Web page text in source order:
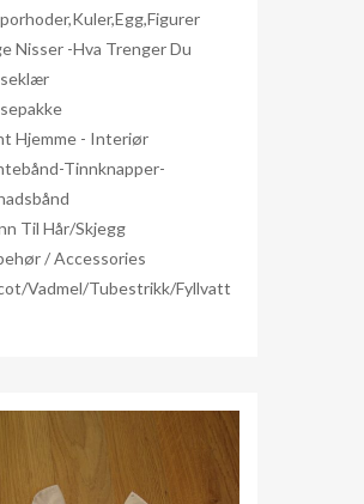
Nisser -hva Trenger Du
Hjemme - Interiør
Tinnknapper-
Til Hår/skjegg
/ Accessories
Vadmel/Tubestrikk/Fyllvatt